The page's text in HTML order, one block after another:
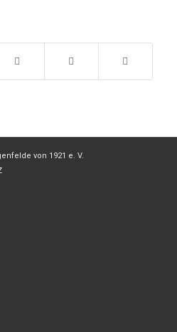
von 1921 e. V.